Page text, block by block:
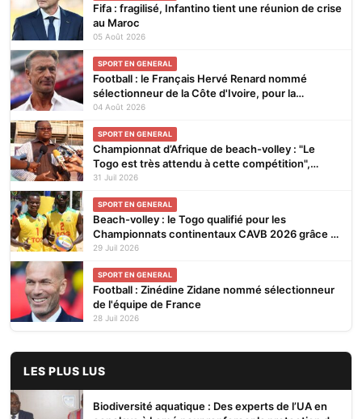
Fifa : fragilisé, Infantino tient une réunion de crise
au Maroc
05 Août 2026
SPORT EN GENERAL
Football : le Français Hervé Renard nommé
sélectionneur de la Côte d'Ivoire, pour la
seconde fois
04 Août 2026
SPORT EN GENERAL
Championnat d’Afrique de beach-volley : "Le
Togo est très attendu à cette compétition",
affirme Noël Tadegnon
31 Juil 2026
SPORT EN GENERAL
Beach-volley : le Togo qualifié pour les
Championnats continentaux CAVB 2026 grâce à
son ranking
29 Juil 2026
SPORT EN GENERAL
Football : Zinédine Zidane nommé sélectionneur
de l'équipe de France
28 Juil 2026
LES PLUS LUS
Biodiversité aquatique : Des experts de l’UA en